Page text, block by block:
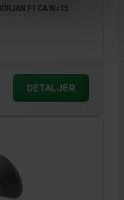
F1 CA N=15
DETALJER